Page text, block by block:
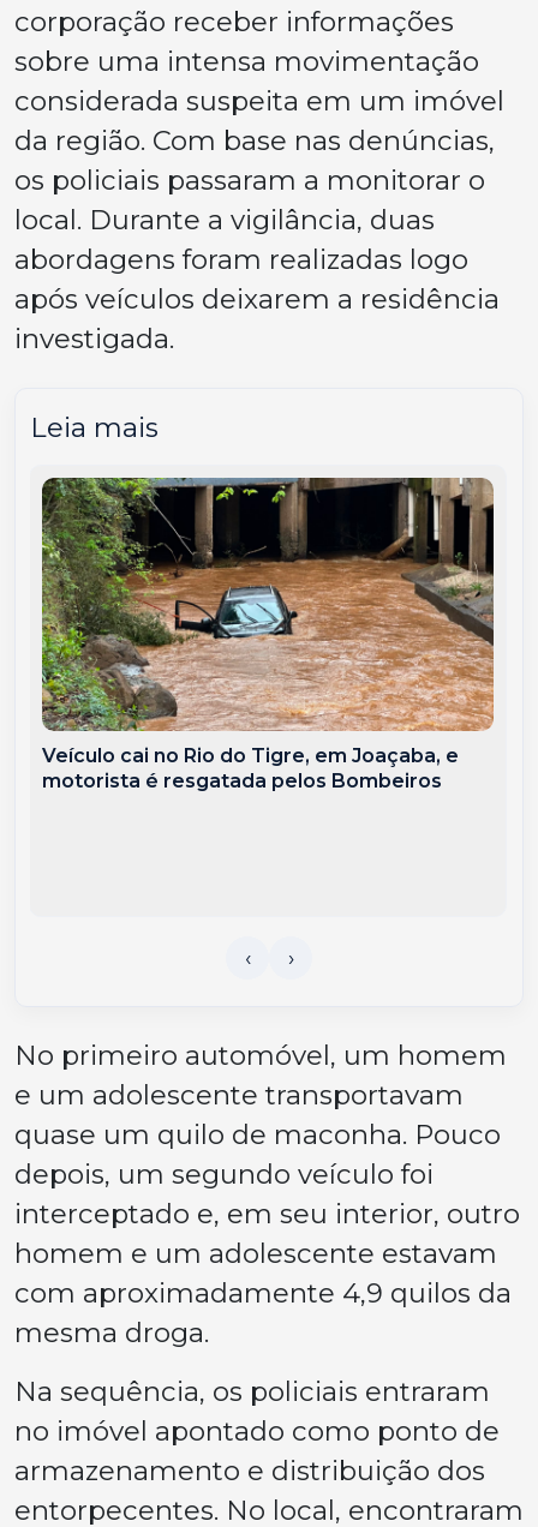
corporação receber informações
sobre uma intensa movimentação
considerada suspeita em um imóvel
da região. Com base nas denúncias,
os policiais passaram a monitorar o
local. Durante a vigilância, duas
abordagens foram realizadas logo
após veículos deixarem a residência
investigada.
Leia mais
Veículo cai no Rio do Tigre, em Joaçaba, e
motorista é resgatada pelos Bombeiros
No primeiro automóvel, um homem
e um adolescente transportavam
quase um quilo de maconha. Pouco
depois, um segundo veículo foi
interceptado e, em seu interior, outro
homem e um adolescente estavam
com aproximadamente 4,9 quilos da
mesma droga.
Na sequência, os policiais entraram
no imóvel apontado como ponto de
armazenamento e distribuição dos
entorpecentes. No local, encontraram